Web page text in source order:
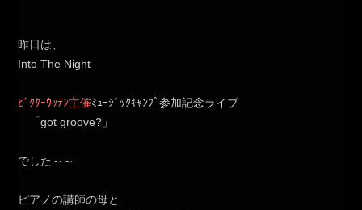
昨日は、
Into The Night
ﾋﾞｸﾀｰｳｯﾃﾝ主催ﾐｭｰｼﾞｯｸｷｬﾝﾌﾟ参加記念ライブ
「got groove?」
でした～～
ピアノの講師の母と